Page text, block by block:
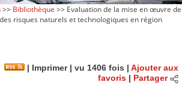
>> Bibliothèque >> Evaluation de la mise en œuvre de
risques naturels et technologiques en région
| Imprimer| vu 1406 fois | Ajouter aux
favoris| Partager